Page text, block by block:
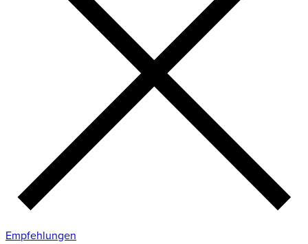
Empfehlungen